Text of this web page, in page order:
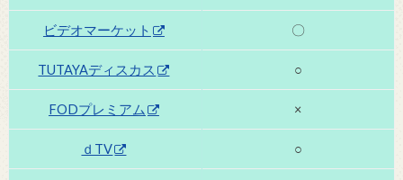
ビデオマーケット 〇
TUTAYAディスカス ○
FODプレミアム ×
ｄTV ○